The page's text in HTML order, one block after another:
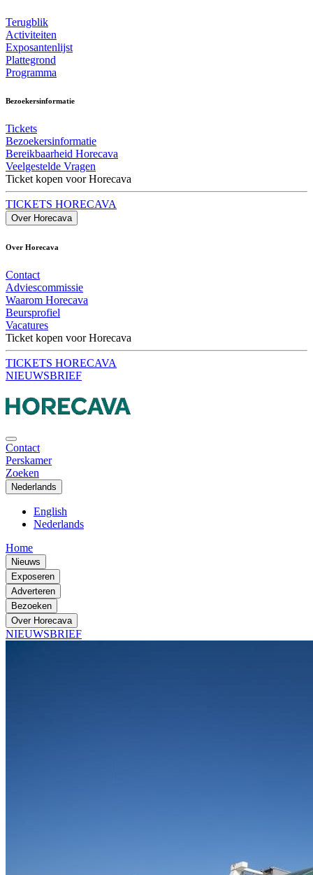
Terugblik
Activiteiten
Exposantenlijst
Plattegrond
Programma
Bezoekersinformatie
Tickets
Bezoekersinformatie
Bereikbaarheid Horecava
Veelgestelde Vragen
Ticket kopen voor Horecava
TICKETS HORECAVA
Over Horecava
Over Horecava
Contact
Adviescommissie
Waarom Horecava
Beursprofiel
Vacatures
Ticket kopen voor Horecava
TICKETS HORECAVA
NIEUWSBRIEF
Contact
Perskamer
Zoeken
Nederlands
English
Nederlands
Home
Nieuws
Exposeren
Adverteren
Bezoeken
Over Horecava
NIEUWSBRIEF